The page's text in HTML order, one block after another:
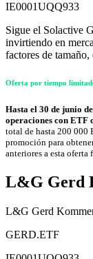
IE0001UQQ933
Sigue el Solactive
invirtiendo en
factores de
Oferta por tiempo
Hasta el 30 de junio
operaciones con ETF
total de hasta 200 000
promoción para
anteriores a esta
L&G Gerd
L&G Gerd
GERD.ETF